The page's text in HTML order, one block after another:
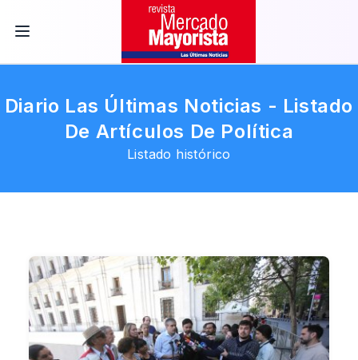
Diario Las Últimas Noticias - Listado
De Artículos De Política
Listado histórico